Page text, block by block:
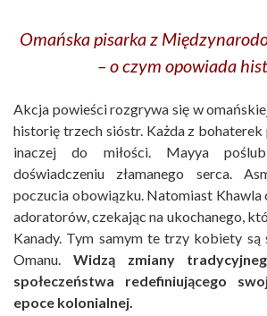
Omańska pisarka z
– o czym opowiada
Akcja powieści rozgrywa się w
historię trzech sióstr. Każda z bohaterek
inaczej do miłości. Mayya
doświadczeniu złamanego serca.
poczucia obowiązku. Natomiast Khawla
adoratorów, czekając na ukochanego,
Kanady. Tym samym te trzy kobiety są
Omanu. Widzą zmiany
społeczeństwa redefiniującego
epoce kolonialnej.